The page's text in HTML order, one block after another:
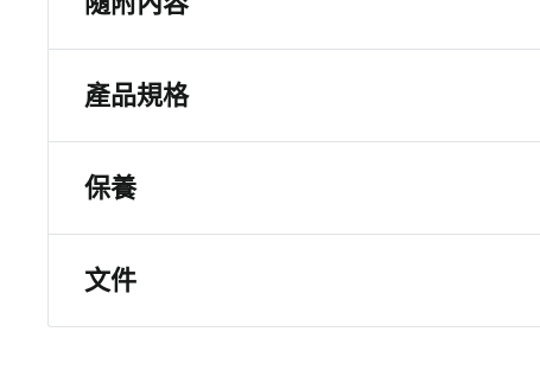
無線AX1800 WiFi 6 USB 3.0轉接器(A7500)
USB
產品規格
高度3.66英寸(93.0毫米)
寬度0.57英寸(14.45毫米)
重量0.99盎司(28克)
保養
2年保養
文件
技術規格表